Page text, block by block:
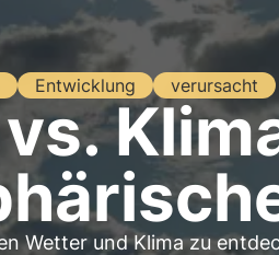
Entwicklung verursacht
Wetter und Klima zu